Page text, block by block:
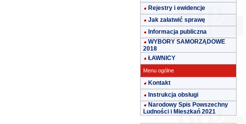
Rejestry i ewidencje
Jak załatwić sprawę
Informacja publiczna
WYBORY SAMORZĄDOWE
2018
ŁAWNICY
Menu ogólne
Kontakt
Instrukcja obsługi
Narodowy Spis Powszechny
Ludności i Mieszkań 2021